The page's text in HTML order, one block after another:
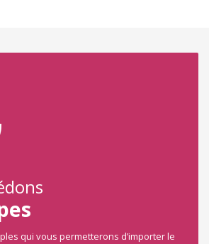
qui vous permetterons d’importer le